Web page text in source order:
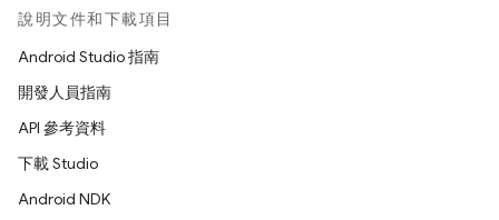
說明文件和下載項目
Android Studio 指南
開發人員指南
API 參考資料
下載 Studio
Android NDK